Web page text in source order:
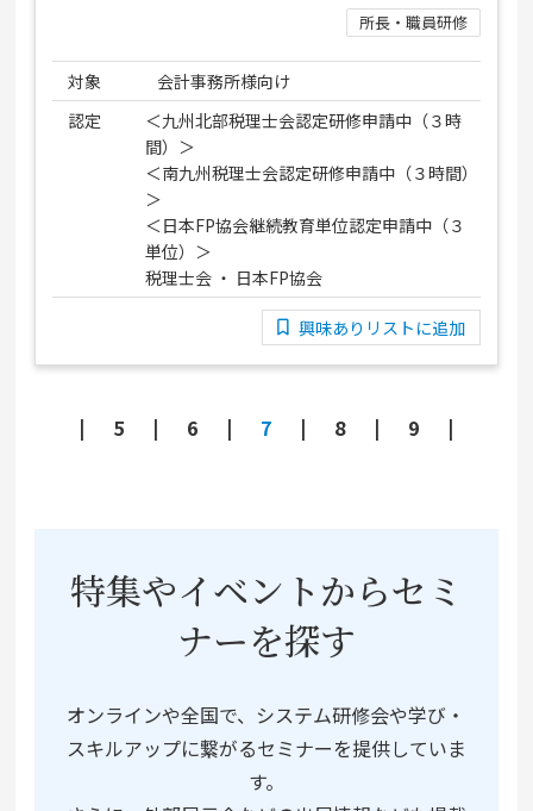
所長・職員研修
対象
会計事務所様向け
認定
＜九州北部税理士会認定研修申請中（３時
間）＞
＜南九州税理士会認定研修申請中（３時間）
＞
＜日本FP協会継続教育単位認定申請中（３
単位）＞
税理士会 ・ 日本FP協会
興味ありリストに追加
5 6 7 8 9
特集やイベントからセミ
ナーを探す
オンラインや全国で、システム研修会や学び・
スキルアップに繋がるセミナーを提供していま
す。